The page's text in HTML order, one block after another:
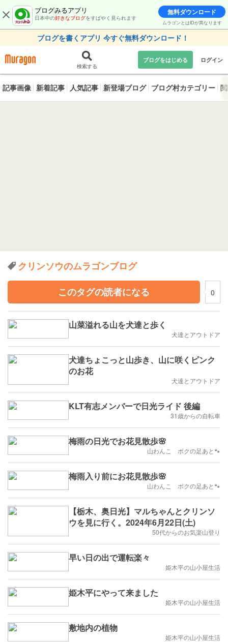
ブログみるアプリ
日本中の好きなブログをすばやく見られます
無料ダウンロード
ムラゴンとはIDが異なります
ブログを書くアプリ 今すぐ無料ダウンロード！
検索する
ブログをはじめる ログイン
記事画像 新着記事 人気記事 新登場ブログ ブログ村カテゴリー
クリンソウのムラゴンブログ
このタグの読者になる
0
山菜溢れる山を犬達と歩く
犬達とアウトドア
犬達ちょこっと山歩き、山に咲くピンク
のお花
犬達とアウトドア
KLT有志メンバーで日光ライド 後編
31歳からの自転車
梅雨の日光でお花見散歩🌸
山わんこ ボクの足あと🐾
梅雨入り前にお花見散歩🌸
山わんこ ボクの足あと🐾
【栃木、奥日光】マルちゃんとクリンソ
ウを見に行く。2024年6月22日(土)
50代からのお気楽山登り
早い日の出で運転楽々
姫木平の山小屋生活
姫木平にやって来ました
姫木平の山小屋生活
敷地内の植物
姫木平の山小屋生活